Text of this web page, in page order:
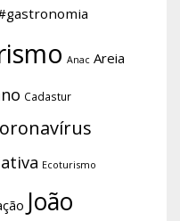
Anac Areia
Cadastur
Ecoturismo
João